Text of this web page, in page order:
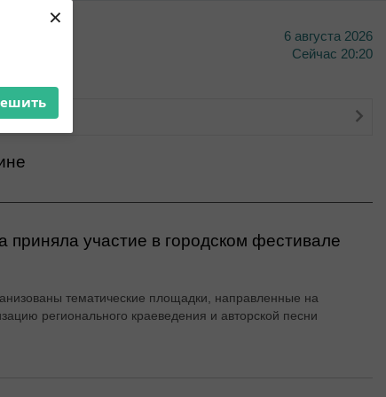
×
6 августа 2026
Сейчас 20:20
банкинга
приняла участие в городском фестивале
тематические площадки, направленные на
регионального краеведения и авторской песни